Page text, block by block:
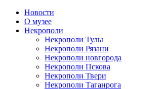
Новости
О музее
Некрополи
Некрополи Тулы
Некрополи Рязани
Некрополи новгорода
Некрополи Пскова
Некрополи Твери
Некрополи Таганрога